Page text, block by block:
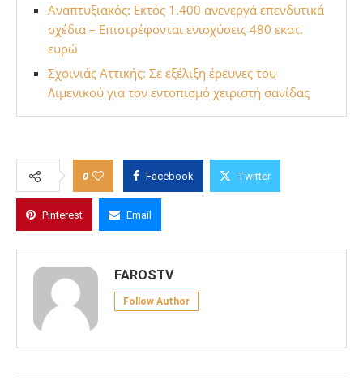
Αναπτυξιακός: Εκτός 1.400 ανενεργά επενδυτικά
σχέδια – Επιστρέφονται ενισχύσεις 480 εκατ.
ευρώ
Σχοινιάς Αττικής: Σε εξέλιξη έρευνες του
Λιμενικού για τον εντοπισμό χειριστή σανίδας
0 Facebook Twitter
Pinterest Email
FAROSTV
Follow Author